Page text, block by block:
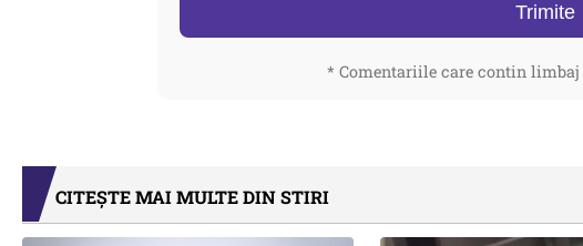
Trimite
* Comentariile care contin
CITEȘTE MAI MULTE DIN STIRI